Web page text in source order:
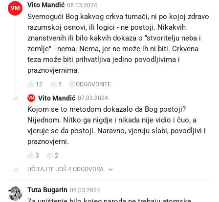
VM Vito Mandić 06.03.2024.
Svemogući Bog kakvog crkva tumači, ni po kojoj zdravo
razumskoj osnovi, ili logici - ne postoji. Nikakvih
znanstvenih ili bilo kakvih dokaza o "stvoritelju neba i
zemlje" - nema. Nema, jer ne može ih ni biti. Crkvena
teza može biti prihvatljiva jedino povodljivima i
praznovjernima.
12 5 ODGOVORITE
VM Vito Mandić 07.03.2024.
Kojom se to metodom dokazalo da Bog postoji?
Nijednom. Nitko ga nigdje i nikada nije vidio i čuo, a
vjeruje se da postoji. Naravno, vjeruju slabi, povodljivi i
praznovjerni.
3
2
UČITAJTE JOŠ 4 ODGOVORA
Tuta Bugarin 06.03.2024.